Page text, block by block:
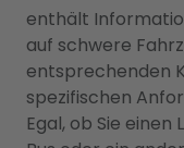
enthält
auf schwere
entsprechenden
spezifischen
Egal, ob Sie